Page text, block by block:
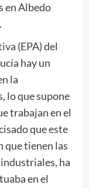
en Albedo
(EPA) del
hay un
la
lo que supone
trabajan en el
que este
que tienen las
ha
en el